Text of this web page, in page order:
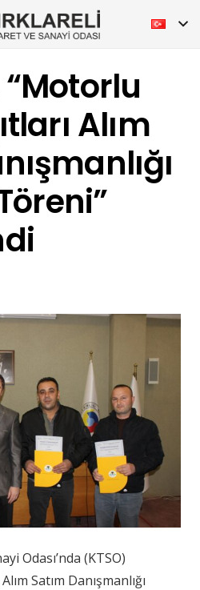
“Motorlu
Alım
Odası’nda (KTSO)
Satım Danışmanlığı